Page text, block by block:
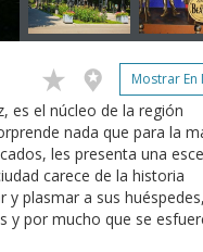
Mostrar En
es el núcleo de la región
nada que para la
les presenta una
carece de la historia
y plasmar a sus
y por mucho que se